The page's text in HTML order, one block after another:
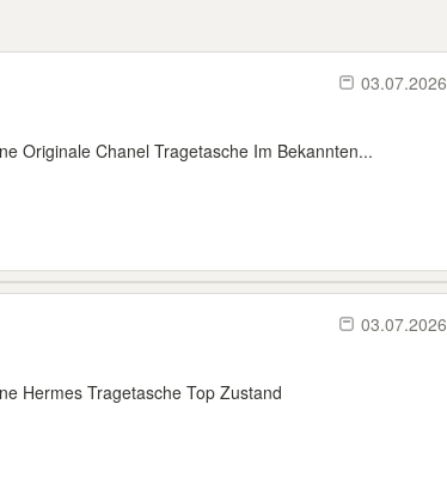
03.07.2026
Originale Chanel Tragetasche Im Bekannten...
03.07.2026
Hermes Tragetasche Top Zustand